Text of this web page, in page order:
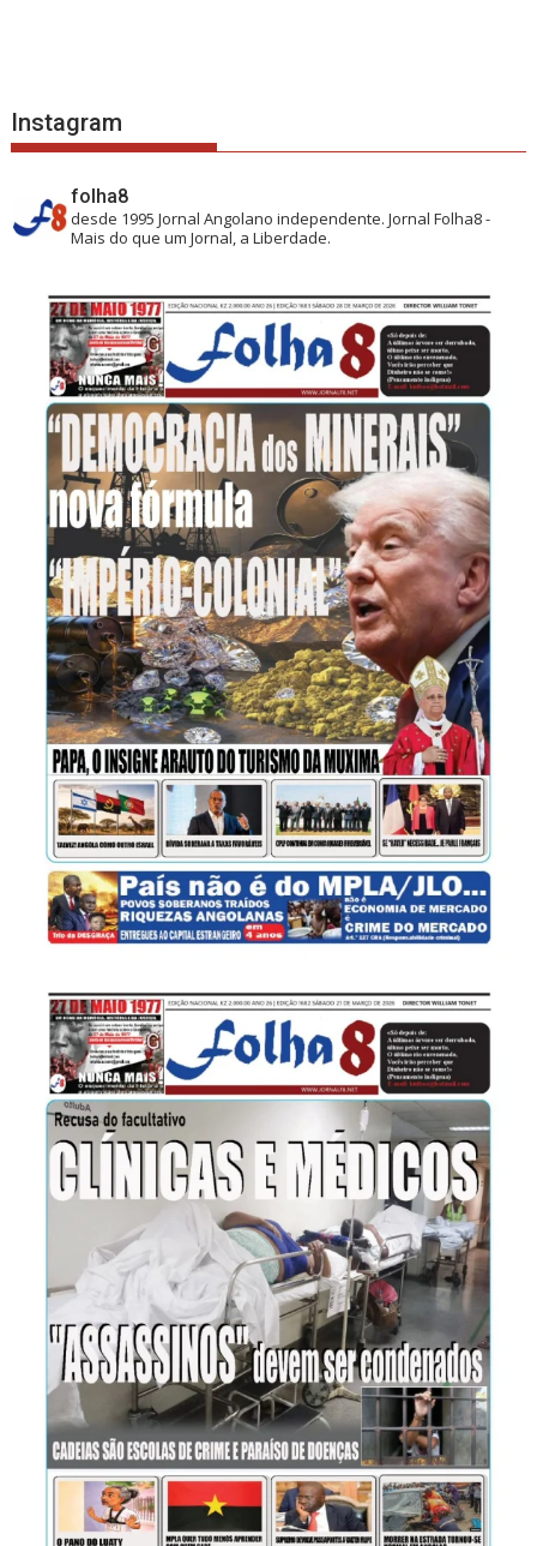
Instagram
folha8
desde 1995 Jornal Angolano independente.Jornal Folha8 -
Mais do que um Jornal, a Liberdade.